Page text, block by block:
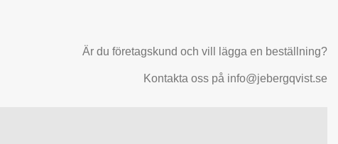
Är du företagskund och vill lägga en beställning?
Kontakta oss på info@jebergqvist.se